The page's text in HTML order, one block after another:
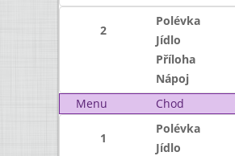
2
Polévka
Jídlo
Příloha
Nápoj
Menu
Chod
1
Polévka
Jídlo